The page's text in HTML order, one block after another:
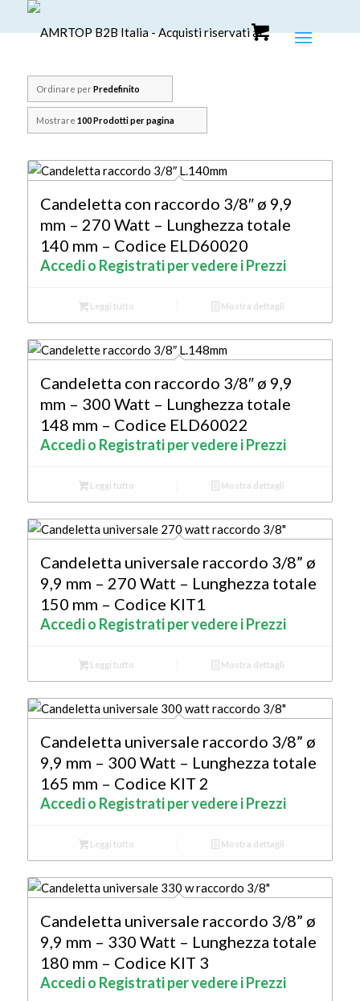
Ordinare perPredefinito
Mostrare 100 Prodotti per pagina
Candeletta con raccordo 3/8″ ø 9,9
mm – 270 Watt – Lunghezza totale
140 mm – Codice ELD60020
Accedi o Registrati per vedere i Prezzi
Leggi tutto Mostra dettagli
Candeletta con raccordo 3/8″ ø 9,9
mm – 300 Watt – Lunghezza totale
148 mm – Codice ELD60022
Accedi o Registrati per vedere i Prezzi
Leggi tutto Mostra dettagli
Candeletta universale raccordo 3/8” ø
9,9 mm – 270 Watt – Lunghezza totale
150 mm – Codice KIT1
Accedi o Registrati per vedere i Prezzi
Leggi tutto Mostra dettagli
Candeletta universale raccordo 3/8” ø
9,9 mm – 300 Watt – Lunghezza totale
165 mm – Codice KIT 2
Accedi o Registrati per vedere i Prezzi
Leggi tutto Mostra dettagli
Candeletta universale raccordo 3/8” ø
9,9 mm – 330 Watt – Lunghezza totale
180 mm – Codice KIT 3
Accedi o Registrati per vedere i Prezzi